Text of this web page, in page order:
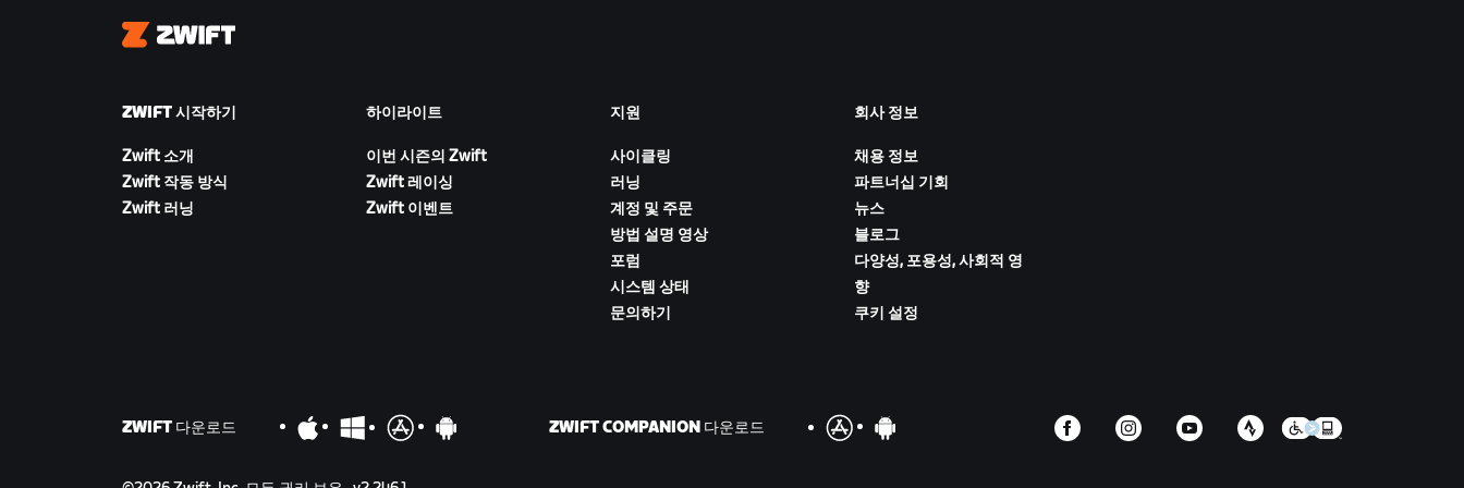
Zwift
ZWIFT 시작하기
Zwift 소개
Zwift 작동 방식
Zwift 러닝
하이라이트
이번 시즌의 Zwift
Zwift 레이싱
Zwift 이벤트
지원
사이클링
러닝
계정 및 주문
방법 설명 영상
포럼
시스템 상태
문의하기
회사 정보
채용 정보
파트너십 기회
뉴스
블로그
다양성, 포용성, 사회적 영
향
쿠키 설정
ZWIFT 다운로드 ZWIFT COMPANION 다운로드